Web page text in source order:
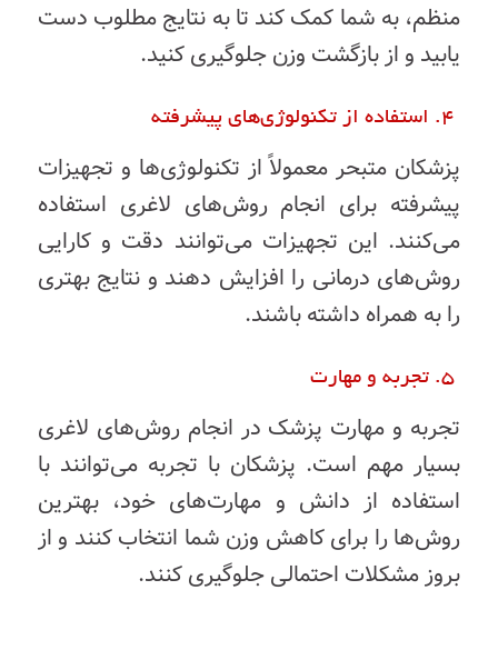
منظم، به شما کمک کند تا به نتایج مطلوب دست
یابید و از بازگشت وزن جلوگیری کنید.
پزشکان متبحر معمولاً از تکنولوژی‌ها و تجهیزات
پیشرفته برای انجام روش‌های لاغری استفاده
می‌کنند. این تجهیزات می‌توانند دقت و کارایی
روش‌های درمانی را افزایش دهند و نتایج بهتری
را به همراه داشته باشند.
تجربه و مهارت پزشک در انجام روش‌های لاغری
بسیار مهم است. پزشکان با تجربه می‌توانند با
استفاده از دانش و مهارت‌های خود، بهترین
روش‌ها را برای کاهش وزن شما انتخاب کنند و از
بروز مشکلات احتمالی جلوگیری کنند.